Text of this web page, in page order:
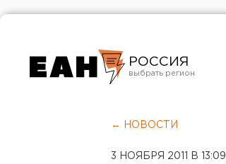
РОССИЯ
Челябинск
← НОВОСТИ
3 НОЯБРЯ 2011 В 13:09